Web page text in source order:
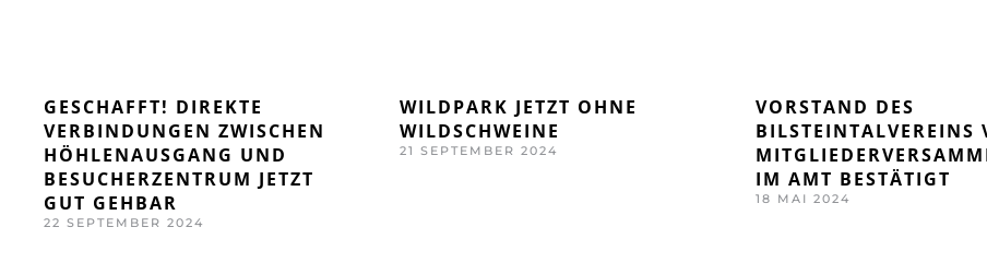
GESCHAFFT! DIREKTE
VERBINDUNGEN ZWISCHEN
HÖHLENAUSGANG UND
BESUCHERZENTRUM JETZT
GUT GEHBAR
22 SEPTEMBER 2024
WILDPARK JETZT OHNE
WILDSCHWEINE
21 SEPTEMBER 2024
VORSTAND DES
BILSTEINTALVEREINS
IM AMT BESTÄTIGT
18 MAI 2024